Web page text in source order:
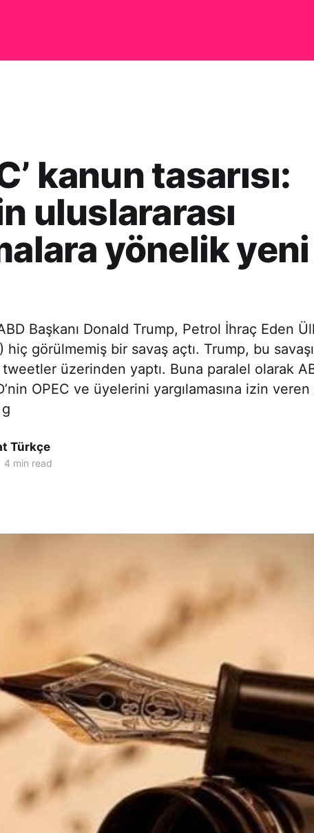
kanun tasarısı:
uluslararası
yönelik
Başkanı Donald Trump, Petrol İhraç Eden
hiç görülmemiş bir savaş açtı. Trump, bu
tweetler üzerinden yaptı. Buna paralel olarak
OPEC ve üyelerini yargılamasına izin
Türkçe
4 min read